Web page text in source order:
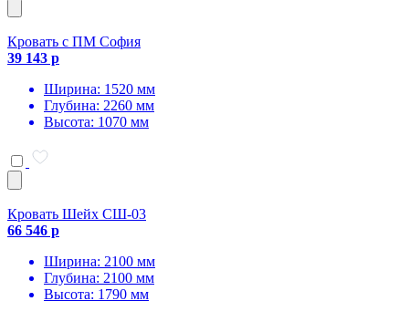
Кровать с ПМ София
39 143 р
Ширина: 1520 мм
Глубина: 2260 мм
Высота: 1070 мм
Кровать Шейх СШ-03
66 546 р
Ширина: 2100 мм
Глубина: 2100 мм
Высота: 1790 мм